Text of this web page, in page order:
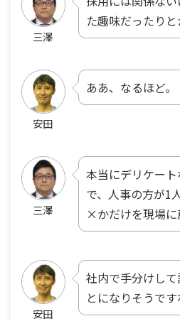
三澤
た趣味だったりと
安田
ああ、なるほど。
三澤
本当にデリケー
で、人事の方が1
×かだけを現場に
安田
社内で手分けし
とになりそうです